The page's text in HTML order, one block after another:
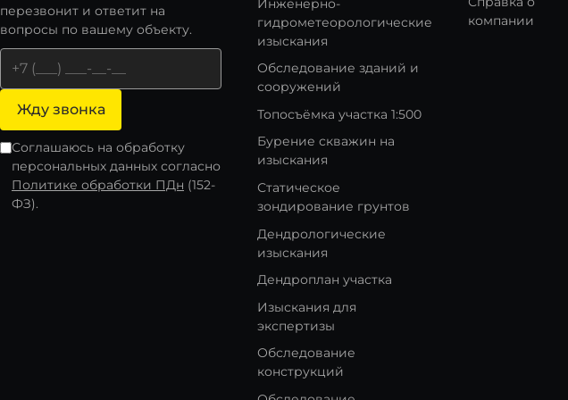
перезвонит и ответит на
вопросы по вашему объекту.
Жду звонка
Соглашаюсь на обработку
персональных данных согласно
Политике обработки ПДн (152-
ФЗ).
Инженерно-
гидрометеорологические
изыскания
Обследование зданий и
сооружений
Топосъёмка участка 1:500
Бурение скважин на
изыскания
Статическое
зондирование грунтов
Дендрологические
изыскания
Дендроплан участка
Изыскания для
экспертизы
Обследование
конструкций
компании